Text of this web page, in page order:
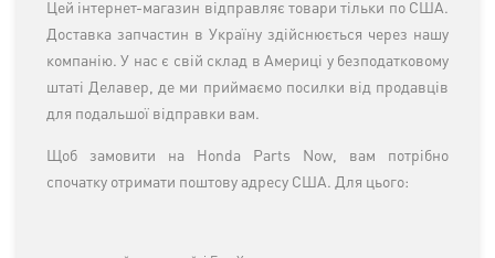
Цей інтернет-магазин відправляє товари тільки по США.
Доставка запчастин в Україну здійснюється через нашу
компанію. У нас є свій склад в Америці у безподатковому
штаті Делавер, де ми приймаємо посилки від продавців
для подальшої відправки вам.
Щоб замовити на Honda Parts Now, вам потрібно
спочатку отримати поштову адресу США. Для цього: